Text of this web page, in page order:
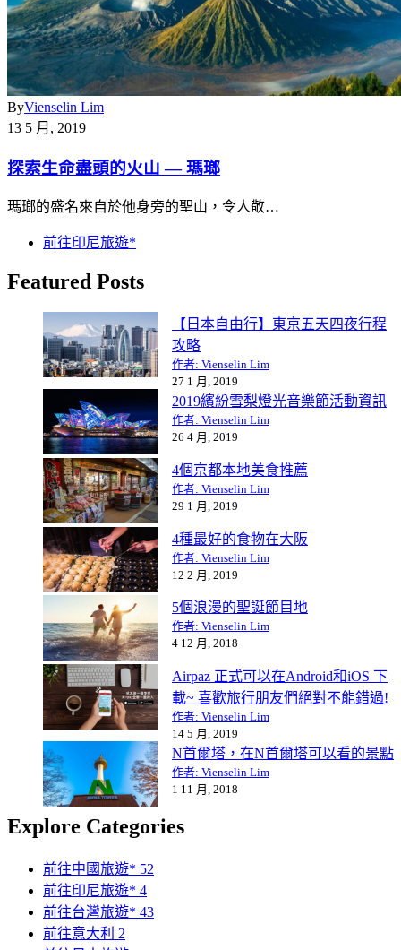
ByVienselin Lim
13 5 月, 2019
探索生命盡頭的火山 — 瑪瑯
瑪瑯的盛名來自於他身旁的聖山，令人敬…
前往印尼旅遊*
Featured Posts
【日本自由行】東京五天四夜行程
攻略
作者: Vienselin Lim
27 1 月, 2019
2019繽紛雪梨燈光音樂節活動資訊
作者: Vienselin Lim
26 4 月, 2019
4個京都本地美食推薦
作者: Vienselin Lim
29 1 月, 2019
4種最好的食物在大阪
作者: Vienselin Lim
12 2 月, 2019
5個浪漫的聖誕節目地
作者: Vienselin Lim
4 12 月, 2018
Airpaz 正式可以在Android和iOS 下
載~ 喜歡旅行朋友們絕對不能錯過!
作者: Vienselin Lim
14 5 月, 2019
N首爾塔，在N首爾塔可以看的景點
作者: Vienselin Lim
1 11 月, 2018
Explore Categories
前往中國旅遊* 52
前往印尼旅遊* 4
前往台灣旅遊* 43
前往意大利 2